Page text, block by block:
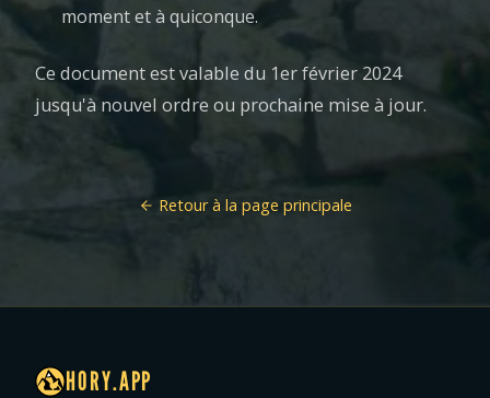
moment et à quiconque.
Ce document est valable du 1er février 2024
jusqu'à nouvel ordre ou prochaine mise à jour.
Retour à la page principale
HORY.APP